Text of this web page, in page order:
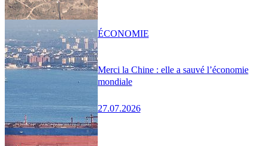
Merci la Chine : elle a sauvé l’économie
mondiale
27.07.2026
ÉCONOMIE